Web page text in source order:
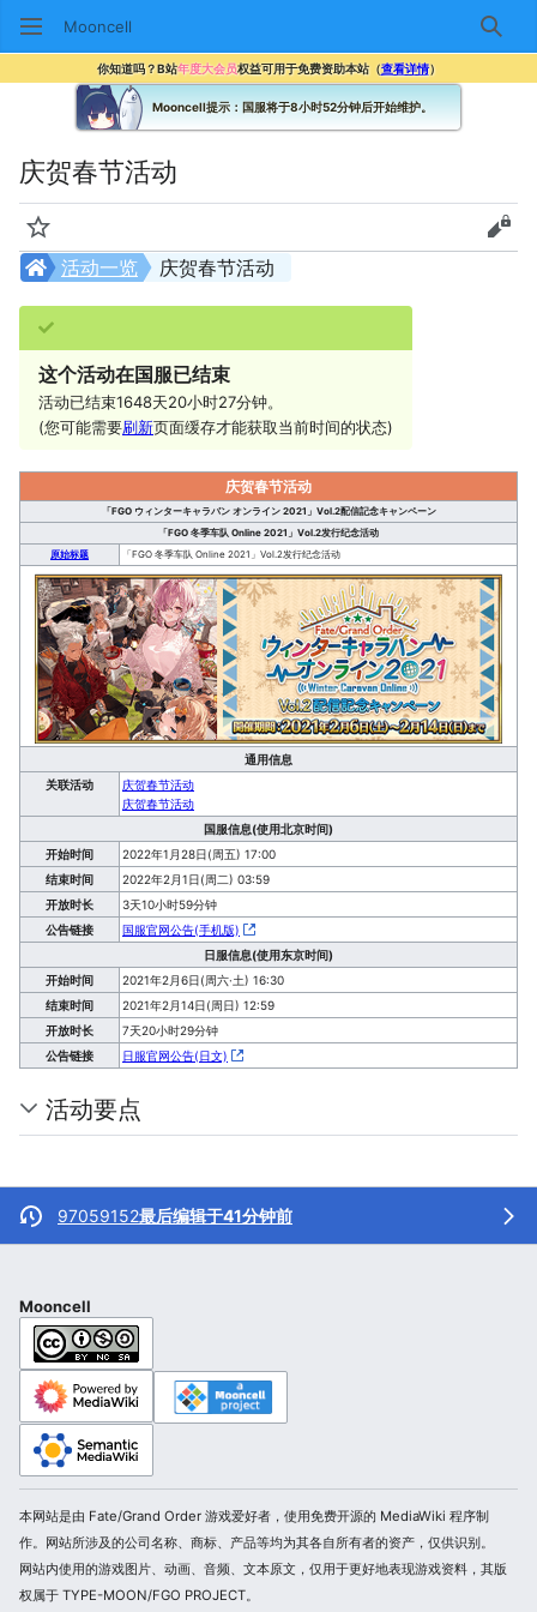
Mooncell 搜索
你知道吗？B站年度大会员权益可用于免费资助本站（查看详情）
Mooncell提示：国服将于8小时52分钟后开始维护。
庆贺春节活动
监视 查看
庆贺春节活动
活动一览
这个活动在国服已结束
活动已结束1648天20小时27分钟。
(您可能需要刷新页面缓存才能获取当前时间的状态)
庆贺春节活动
「FGO ウィンターキャラバン オンライン 2021」Vol.2配信記念キャンペーン
「FGO 冬季车队 Online 2021」Vol.2发行纪念活动
原始标题
「FGO 冬季车队 Online 2021」Vol.2发行纪念活动
通用信息
关联活动
庆贺春节活动
庆贺春节活动
国服信息(使用北京时间)
开始时间
2022年1月28日(周五) 17:00
结束时间
2022年2月1日(周二) 03:59
开放时长
3天10小时59分钟
公告链接
国服官网公告(手机版)
日服信息(使用东京时间)
开始时间
2021年2月6日(周六·土) 16:30
结束时间
2021年2月14日(周日) 12:59
开放时长
7天20小时29分钟
公告链接
日服官网公告(日文)
活动要点
97059152最后编辑于41分钟前
Mooncell
本网站是由 Fate/Grand Order 游戏爱好者，使用免费开源的 MediaWiki 程序制
作。网站所涉及的公司名称、商标、产品等均为其各自所有者的资产，仅供识别。
网站内使用的游戏图片、动画、音频、文本原文，仅用于更好地表现游戏资料，其版
权属于 TYPE-MOON/FGO PROJECT。